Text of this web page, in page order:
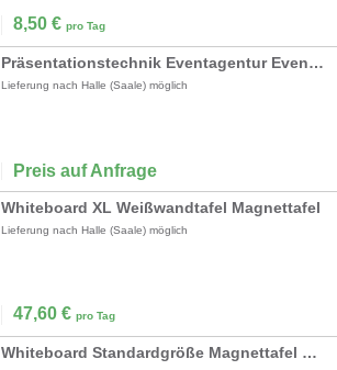
8,50 € pro Tag
Präsentationstechnik Eventagentur Eventbegleitung
Lieferung nach Halle (Saale) möglich
Preis auf Anfrage
Whiteboard XL Weißwandtafel Magnettafel
Lieferung nach Halle (Saale) möglich
47,60 € pro Tag
Whiteboard Standardgröße Magnettafel Posterwand